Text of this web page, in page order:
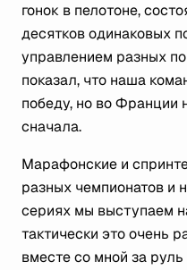
гонок в пелотоне,
десятков одинаковых
управлением разных
показал, что наша
победу, но во Франции
сначала.
Марафонские и
разных чемпионатов и
сериях мы выступаем
тактически это очень
вместе со мной за